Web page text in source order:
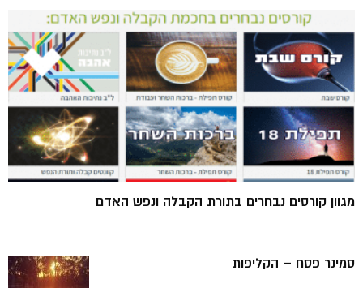
מגוון קורסים נבחרים בתורת הקבלה ונפש האדם
סמינר פסח – הקליפות